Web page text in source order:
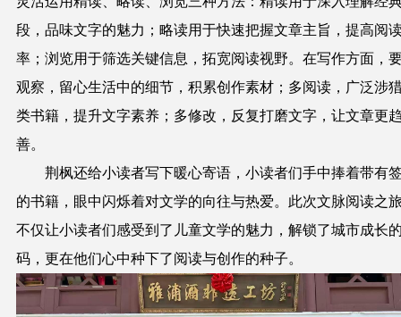
段，品味文字的魅力；略读用于快速把握文章主旨，提高阅
率；浏览用于筛选关键信息，拓宽阅读视野。在写作方面，
观察，留心生活中的细节，积累创作素材；多阅读，广泛涉
类书籍，提升文字素养；多修改，反复打磨文字，让文章更
善。
荆枫还给小读者写下暖心寄语，小读者们手中捧着带有
的书籍，眼中闪烁着对文学的向往与热爱。此次文脉阅读之
不仅让小读者们感受到了儿童文学的魅力，解锁了城市成长
码，更在他们心中种下了阅读与创作的种子。